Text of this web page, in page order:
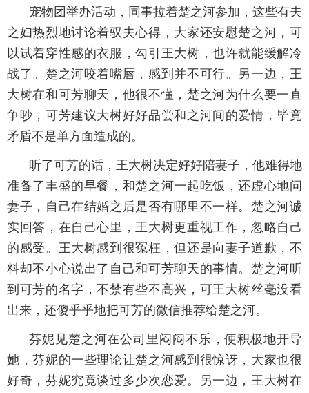
宠物团举办活动，同事拉着楚之河参加，这些有夫
之妇热烈地讨论着驭夫心得，大家还安慰楚之河，可
以试着穿性感的衣服，勾引王大树，也许就能缓解冷
战了。楚之河咬着嘴唇，感到并不可行。另一边，王
大树在和可芳聊天，他很不懂，楚之河为什么要一直
争吵，可芳建议大树好好品尝和之河间的爱情，毕竟
矛盾不是单方面造成的。
听了可芳的话，王大树决定好好陪妻子，他难得地
准备了丰盛的早餐，和楚之河一起吃饭，还虚心地问
妻子，自己在结婚之后是否有哪里不一样。楚之河诚
实回答，在自己心里，王大树更重视工作，忽略自己
的感受。王大树感到很冤枉，但还是向妻子道歉，不
料却不小心说出了自己和可芳聊天的事情。楚之河听
到可芳的名字，不禁有些不高兴，可王大树丝毫没看
出来，还傻乎乎地把可芳的微信推荐给楚之河。
芬妮见楚之河在公司里闷闷不乐，便积极地开导
她，芬妮的一些理论让楚之河感到很惊讶，大家也很
好奇，芬妮究竟谈过多少次恋爱。另一边，王大树在